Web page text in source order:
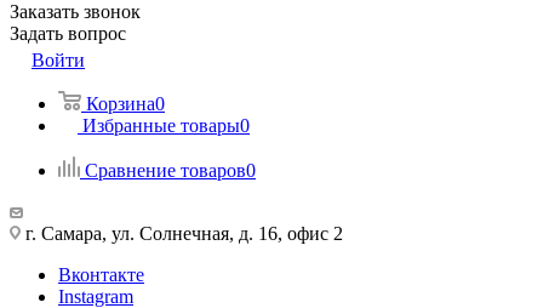
Заказать звонок
Задать вопрос
Войти
Корзина0
Избранные товары0
Сравнение товаров0
г. Самара, ул. Солнечная, д. 16, офис 2
Вконтакте
Instagram